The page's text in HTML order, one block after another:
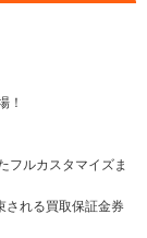
！
フルカスタマイズま
される買取保証金券